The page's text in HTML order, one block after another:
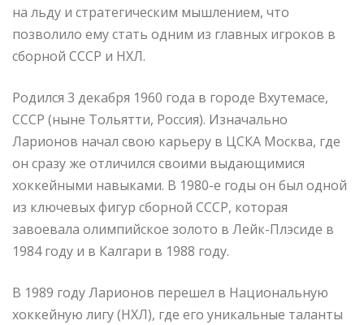
на льду и стратегическим мышлением, что
позволило ему стать одним из главных игроков в
сборной СССР и НХЛ.
Родился 3 декабря 1960 года в городе Вхутемасе,
СССР (ныне Тольятти, Россия). Изначально
Ларионов начал свою карьеру в ЦСКА Москва, где
он сразу же отличился своими выдающимися
хоккейными навыками. В 1980-е годы он был одной
из ключевых фигур сборной СССР, которая
завоевала олимпийское золото в Лейк-Плэсиде в
1984 году и в Калгари в 1988 году.
В 1989 году Ларионов перешел в Национальную
хоккейную лигу (НХЛ), где его уникальные таланты